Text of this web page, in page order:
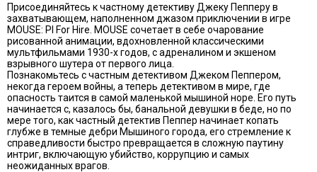
Присоединяйтесь к частному детективу Джеку Пепперу в
захватывающем, наполненном джазом приключении в игре
MOUSE: PI For Hire. MOUSE сочетает в себе очарование
рисованной анимации, вдохновленной классическими
мультфильмами 1930-х годов, с адреналином и экшеном
взрывного шутера от первого лица.
Познакомьтесь с частным детективом Джеком Пеппером,
некогда героем войны, а теперь детективом в мире, где
опасность таится в самой маленькой мышиной норе. Его путь
начинается с, казалось бы, банальной девушки в беде, но по
мере того, как частный детектив Пеппер начинает копать
глубже в темные дебри Мышиного города, его стремление к
справедливости быстро превращается в сложную паутину
интриг, включающую убийство, коррупцию и самых
неожиданных врагов.